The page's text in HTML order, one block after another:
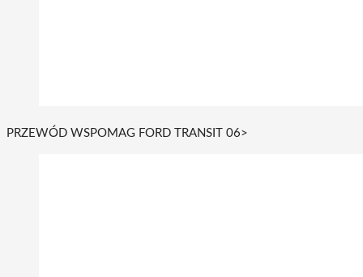
PRZEWÓD WSPOMAG FORD TRANSIT 06>